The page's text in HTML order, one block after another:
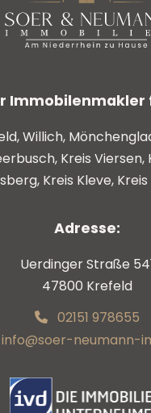
Immobilenmakler
Willich,
Kreis Viersen,
Kreis Kleve,
Adresse:
Uerdinger Straße
47800 Krefeld
02151 978655
info@soer-neumann-